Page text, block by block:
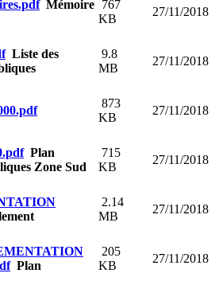
Mémoire 767
KB
27/11/2018
Liste des
9.8
MB
27/11/2018
873
KB
27/11/2018
Plan
Zone Sud
715
KB
27/11/2018
2.14
MB
27/11/2018
Plan
205
KB
27/11/2018